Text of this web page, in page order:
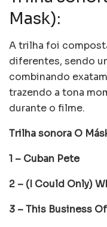
Mask):
A trilha foi
diferentes, sendo
combinando
trazendo a tona
durante o filme.
Trilha sonora O
1 – Cuban Pete
2 – (I Could Only)
3 – This Business